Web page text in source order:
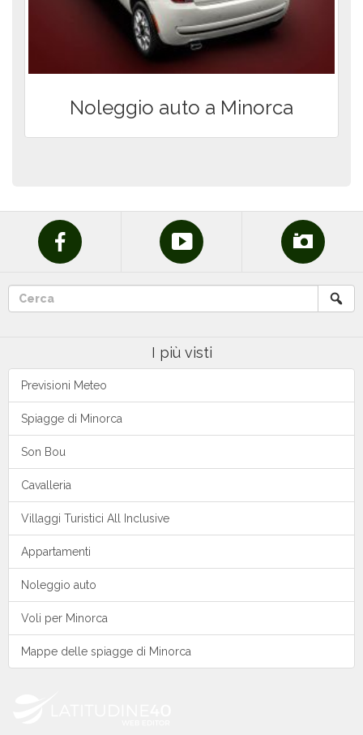
Noleggio auto a Minorca
I più visti
Previsioni Meteo
Spiagge di Minorca
Son Bou
Cavalleria
Villaggi Turistici All Inclusive
Appartamenti
Noleggio auto
Voli per Minorca
Mappe delle spiagge di Minorca